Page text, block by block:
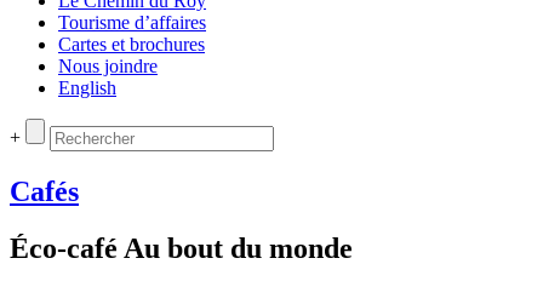
Tourisme d’affaires
Cartes et brochures
Nous joindre
English
+
Cafés
Éco-café Au bout du monde